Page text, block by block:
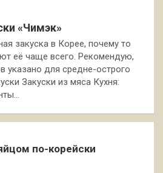
«Чимэк»
закуска в Корее, почему то
её чаще всего. Рекомендую,
указано для средне-острого
Закуски из мяса Кухня:
по-корейски